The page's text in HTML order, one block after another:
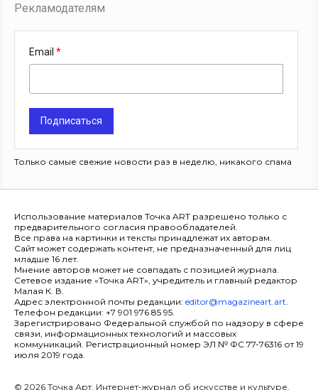
Рекламодателям
Email
Подписаться
Только самые свежие новости раз в неделю, никакого спама
Использование материалов Точка ART разрешено только с
предварительного согласия правообладателей.
Все права на картинки и тексты принадлежат их авторам.
Сайт может содержать контент, не предназначенный для лиц
младше 16 лет.
Мнение авторов может не совпадать с позицией журнала.
Сетевое издание «Точка ART», учредитель и главный редактор
Малая К. В.
Адрес электронной почты редакции: editor@magazineart.art.
Телефон редакции: +7 901 976 85 95.
Зарегистрировано Федеральной службой по надзору в сфере
связи, информационных технологий и массовых
коммуникаций. Регистрационный номер ЭЛ № ФС 77-76316 от 19
июля 2019 года.
© 2026 Точка Арт. Интернет-журнал об искусстве и культуре.